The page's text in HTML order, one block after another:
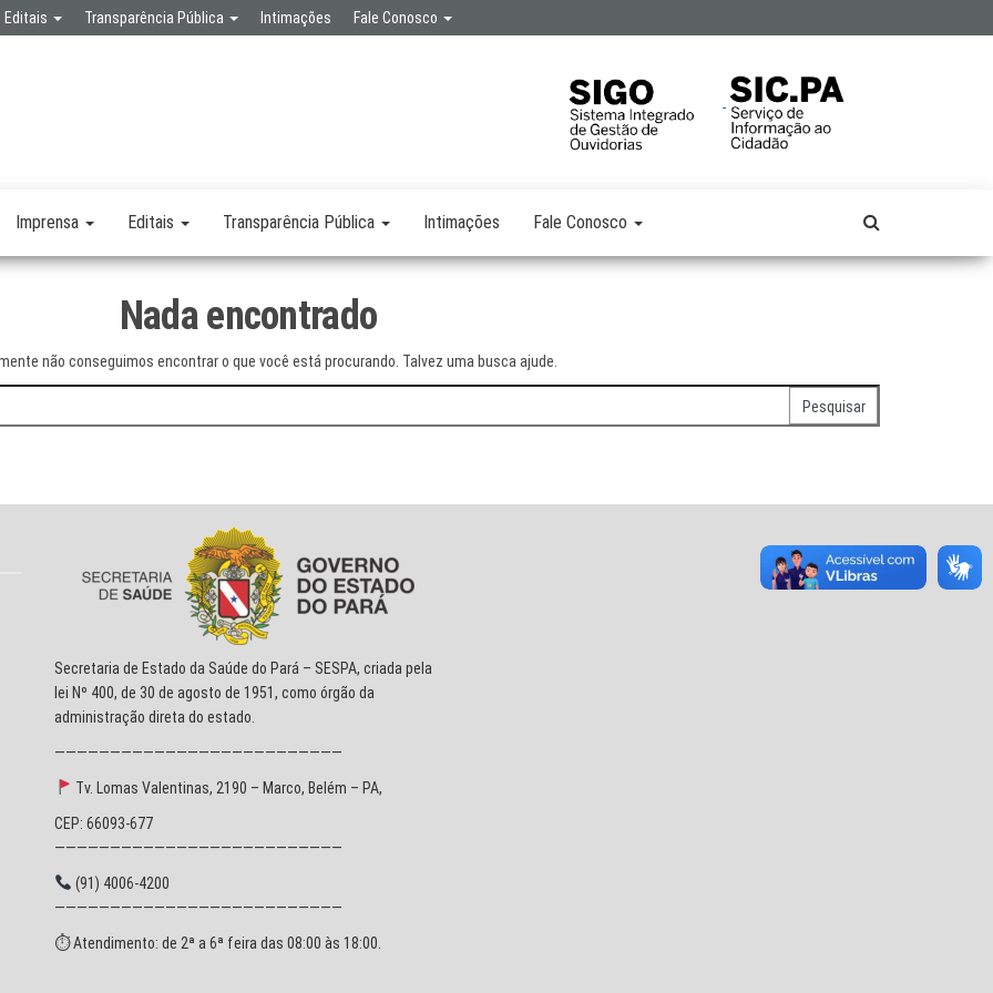
Editais Transparência Pública Intimações Fale Conosco
Imprensa Editais Transparência Pública Intimações Fale Conosco
Nada encontrado
não conseguimos encontrar o que você está procurando. Talvez uma busca ajude.
Secretaria de Estado da Saúde do Pará – SESPA, criada pela
lei Nº 400, de 30 de agosto de 1951, como órgão da
administração direta do estado.
——————————————————————————
Tv. Lomas Valentinas, 2190 – Marco, Belém – PA,
CEP: 66093-677
——————————————————————————
(91) 4006-4200
——————————————————————————
⏱ Atendimento: de 2ª a 6ª feira das 08:00 às 18:00.